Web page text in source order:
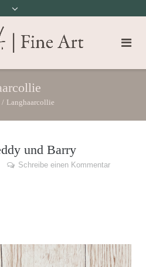
/ Langhaarcollie
und Barry
Schreibe einen Kommentar